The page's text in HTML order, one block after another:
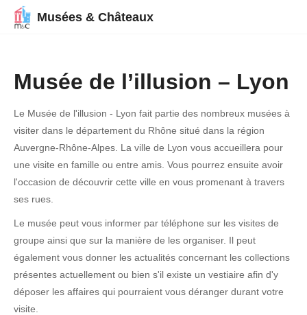
Musées & Châteaux
Musée de l’illusion – Lyon
Le Musée de l'illusion - Lyon fait partie des nombreux musées à
visiter dans le département du Rhône situé dans la région
Auvergne-Rhône-Alpes. La ville de Lyon vous accueillera pour
une visite en famille ou entre amis. Vous pourrez ensuite avoir
l'occasion de découvrir cette ville en vous promenant à travers
ses rues.
Le musée peut vous informer par téléphone sur les visites de
groupe ainsi que sur la manière de les organiser. Il peut
également vous donner les actualités concernant les collections
présentes actuellement ou bien s'il existe un vestiaire afin d'y
déposer les affaires qui pourraient vous déranger durant votre
visite.